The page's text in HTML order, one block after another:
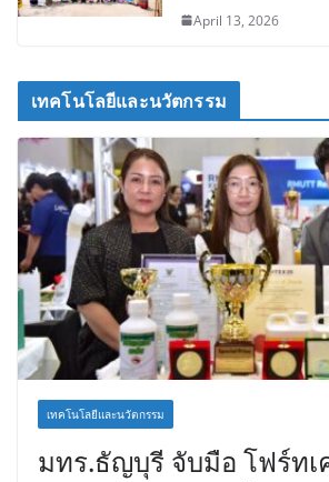
April 13, 2026
เทคโนโลยีและนวัตกรรม
เทคโนโลยีและนวัตกรรม
มทร.ธัญบุรี จับมือ โฟร์ทเ